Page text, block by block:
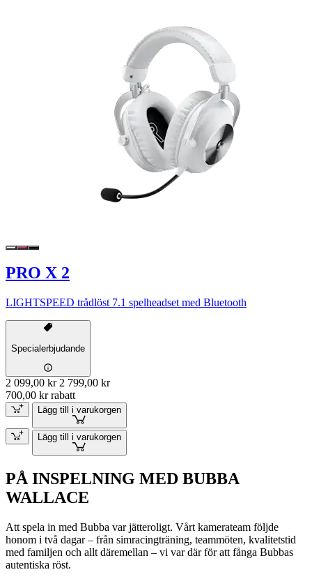
PRO X 2
LIGHTSPEED trådlöst 7.1 spelheadset med Bluetooth
Specialerbjudande
2 099,00 kr 2 799,00 kr
700,00 kr rabatt
Lägg till i varukorgen
Lägg till i varukorgen
PÅ INSPELNING MED BUBBA
WALLACE
Att spela in med Bubba var jätteroligt. Vårt kamerateam följde
honom i två dagar – från simracingträning, teammöten, kvalitetstid
med familjen och allt däremellan – vi var där för att fånga Bubbas
autentiska röst.